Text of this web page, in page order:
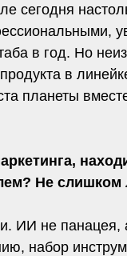
в год. Но
в
планеты
Не
не панацея,
набор